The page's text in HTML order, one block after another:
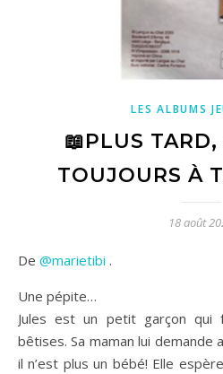
LES ALBUMS
📖PLUS
TOUJOURS À
18 août
De @marietibi .
Une pépite…
Jules est un petit garçon qui
bêtises. Sa maman lui demande
il n’est plus un bébé! Elle